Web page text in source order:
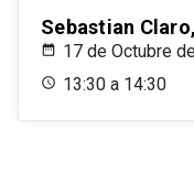
Sebastian
17 de Octubre
13:30 a 14:30